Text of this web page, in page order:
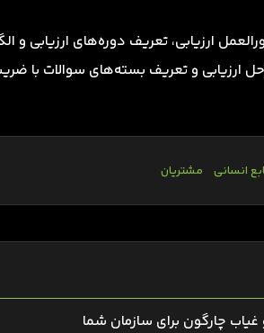
ارزیابی، تعریف دوره‌های ارزیابی و
ارزیابی و تعریف بسته‌های سوالات با
انسانی مشتریان
غیاب چارگون برای سازمان شما